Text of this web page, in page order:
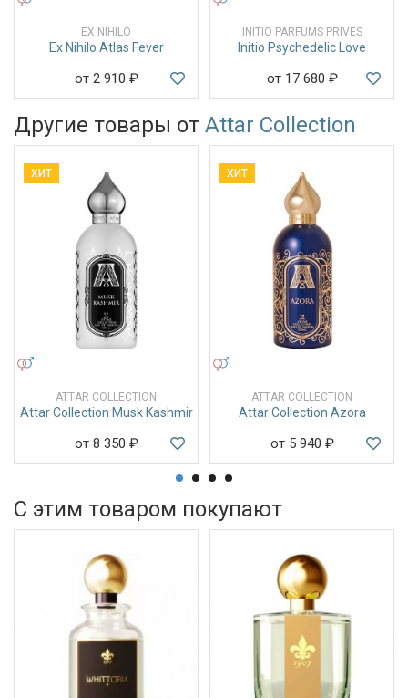
EX NIHILO
Ex Nihilo Atlas Fever
от 2 910 ₽
INITIO PARFUMS PRIVES
Initio Psychedelic Love
от 17 680 ₽
Другие товары от Attar Collection
ХИТ
ATTAR COLLECTION
Attar Collection Musk Kashmir
от 8 350 ₽
ХИТ
ATTAR COLLECTION
Attar Collection Azora
от 5 940 ₽
С этим товаром покупают